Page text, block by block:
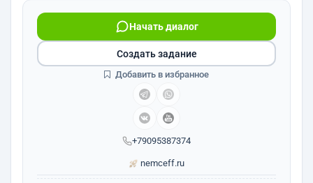
+79095387374
Начать диалог
nemceff.ru
Создать задание
Добавить в избранное